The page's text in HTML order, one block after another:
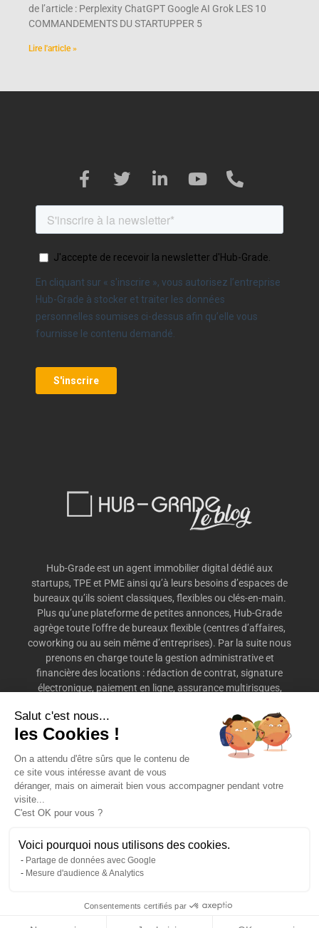
de l’article : Perplexity ChatGPT Google AI Grok LES 10
COMMANDEMENTS DU STARTUPPER 5
Lire l'article »
Hub-Grade est un agent immobilier digital dédié aux
startups, TPE et PME ainsi qu’à leurs besoins d’espaces de
bureaux qu’ils soient classiques, flexibles ou clés-en-main.
Plus qu’une plateforme de petites annonces, Hub-Grade
agrège toute l’offre de bureaux flexible (centres d’affaires,
coworking ou au sein même d’entreprises). Par la suite nous
prenons en charge toute la gestion administrative et
financière des locations : rédaction de contrat, signature
électronique, paiement en ligne, assurance multirisques,
DÉCOUVRIR HUB-GRADE
MENTIONS LÉGALES
Salut c'est nous...
les Cookies !
On a attendu d'être sûrs que le contenu de
ce site vous intéresse avant de vous
déranger, mais on aimerait bien vous accompagner pendant votre
visite...
C'est OK pour vous ?
Voici pourquoi nous utilisons des cookies.
Partage de données avec Google
Mesure d'audience & Analytics
Consentements certifiés par